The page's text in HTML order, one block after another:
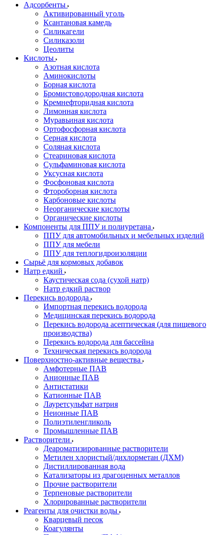
Адсорбенты
Активированный уголь
Ксантановая камедь
Силикагели
Силиказоли
Цеолиты
Кислоты
Азотная кислота
Аминокислоты
Борная кислота
Бромистоводородная кислота
Кремнефторидная кислота
Лимонная кислота
Муравьиная кислота
Ортофосфорная кислота
Серная кислота
Соляная кислота
Стеариновая кислота
Сульфаминовая кислота
Уксусная кислота
Фосфоновая кислота
Фтороборная кислота
Карбоновые кислоты
Неорганические кислоты
Органические кислоты
Компоненты для ППУ и полиуретана
ППУ для автомобильных и мебельных изделий
ППУ для мебели
ППУ для теплогидроизоляции
Сырьё для кормовых добавок
Натр едкий
Каустическая сода (сухой натр)
Натр едкий раствор
Перекись водорода
Импортная перекись водорода
Медицинская перекись водорода
Перекись водорода асептическая (для пищевого
производства)
Перекись водорода для бассейна
Техническая перекись водорода
Поверхностно-активные вещества
Амфотерные ПАВ
Анионные ПАВ
Антистатики
Катионные ПАВ
Лауретсульфат натрия
Неионные ПАВ
Полиэтиленгликоль
Промышленные ПАВ
Растворители
Деароматизированные растворители
Метилен хлористый/дихлорметан (ДХМ)
Дистиллированная вода
Катализаторы из драгоценных металлов
Прочие растворители
Терпеновые растворители
Хлорированные растворители
Реагенты для очистки воды
Кварцевый песок
Коагулянты